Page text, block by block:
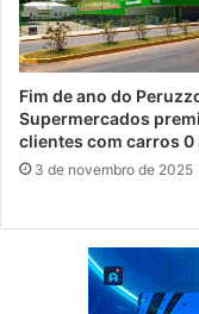
Fim de ano do
Supermercados
clientes com carros 0
3 de novembro de 2025